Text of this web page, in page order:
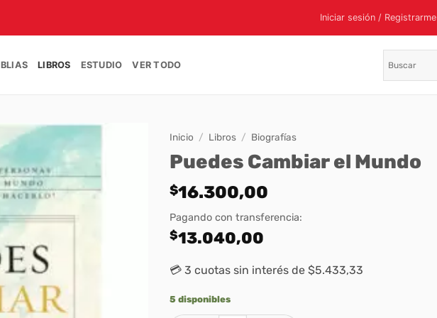
Iniciar sesión / Registrarme
LIBROS ESTUDIO VER TODO
Inicio / Libros / Biografías
Puedes Cambiar el Mundo
$16.300,00
Pagando con transferencia:
$13.040,00
💳 3 cuotas sin interés de $5.433,33
5 disponibles